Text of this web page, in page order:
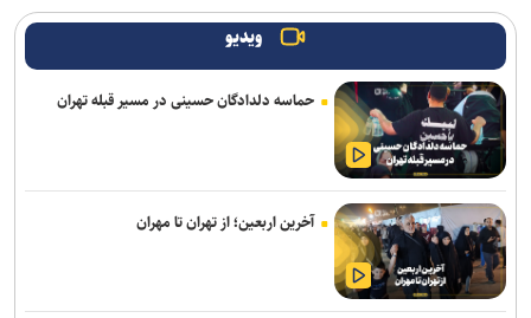
ویدیو
حماسه دلدادگان حسینی در مسیر قبله تهران
آخرین اربعین؛ از تهران تا مهران